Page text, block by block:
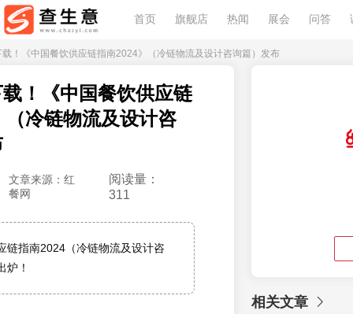
首页 旗舰店 热闻 展会 问答
！《中国餐饮供应链指南2024》（冷链物流及设计咨询篇）发布
！《中国餐饮供应链
（冷链物流及设计咨
文章来源：红
餐网
阅读量：
311
链指南2024（冷链物流及设计咨
炉！
相关文章